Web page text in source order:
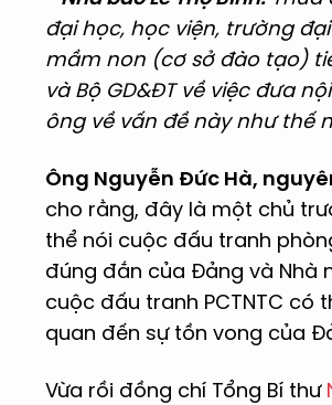
đại học, học viện, trường
mầm non (cơ sở đào tạo)
và Bộ GD&ĐT về việc đưa
ông về vấn đề này như thế
Ông Nguyễn Đức Hà,
cho rằng, đây là một chủ
thể nói cuộc đấu tranh
đúng đắn của Đảng và Nhà
cuộc đấu tranh PCTNTC có
quan đến sự tồn vong của
Vừa rồi đồng chí Tổng Bí thư